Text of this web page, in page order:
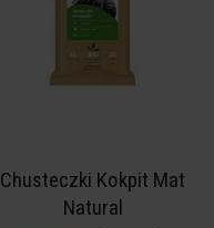
Chusteczki Kokpit Mat
Natural